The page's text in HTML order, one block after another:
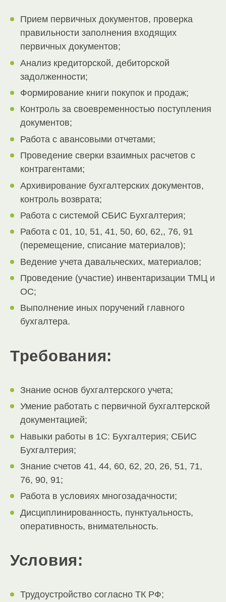
Прием первичных документов, проверка
правильности заполнения входящих
первичных документов;
Анализ кредиторской, дебиторской
задолженности;
Формирование книги покупок и продаж;
Контроль за своевременностью поступления
документов;
Работа с авансовыми отчетами;
Проведение сверки взаимных расчетов с
контрагентами;
Архивирование бухгалтерских документов,
контроль возврата;
Работа с системой СБИС Бухгалтерия;
Работа с 01, 10, 51, 41, 50, 60, 62,, 76, 91
(перемещение, списание материалов);
Ведение учета давальческих, материалов;
Проведение (участие) инвентаризации ТМЦ и
ОС;
Выполнение иных поручений главного
бухгалтера.
Требования:
Знание основ бухгалтерского учета;
Умение работать с первичной бухгалтерской
документацией;
Навыки работы в 1С: Бухгалтерия; СБИС
Бухгалтерия;
Знание счетов 41, 44, 60, 62, 20, 26, 51, 71,
76, 90, 91;
Работа в условиях многозадачности;
Дисциплинированность, пунктуальность,
оперативность, внимательность.
Условия:
Трудоустройство согласно ТК РФ;